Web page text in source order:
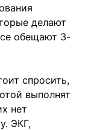
делают
обещают 3-
спросить,
выполнят
нет
ЭКГ,